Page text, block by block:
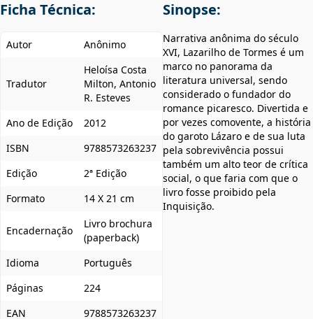
Ficha Técnica:
Autor Anônimo
Tradutor
Heloísa Costa
Milton, Antonio
R. Esteves
Ano de Edição
2012
ISBN
9788573263237
Edição
2ª Edição
Formato
14 X 21 cm
Encadernação
Livro brochura
(paperback)
Idioma
Português
Páginas
224
EAN
9788573263237
Sinopse:
Narrativa anônima do século
XVI, Lazarilho de Tormes é um
marco no panorama da
literatura universal, sendo
considerado o fundador do
romance picaresco. Divertida e
por vezes comovente, a história
do garoto Lázaro e de sua luta
pela sobrevivência possui
também um alto teor de crítica
social, o que faria com que o
livro fosse proibido pela
Inquisição.